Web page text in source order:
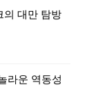
의 대만 탐방
라운 역동성